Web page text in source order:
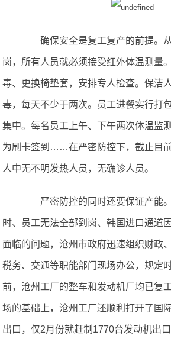
确保安全是复工复产的前提。从
岗，所有人员就必须接受红外体温测量
毒、更换椅垫套，安排专人检查。保洁
毒，每天不少于两次。员工进餐实行打
集中。每名员工上午、下午两次体温监
为刷卡签到……在严密防控下，截止目
人中无不明发热人员，无确诊人员。
严密防控的同时还要保证产能。
时、员工无法全部到岗、韩国进口通道
面临的问题，沧州市政府迅速组织财政
税务、交通等职能部门现场办公，规定
前，沧州工厂的整车和发动机厂均已复
场的基础上，沧州工厂还顺利打开了国
出口，仅2月份就赶制1770台发动机出